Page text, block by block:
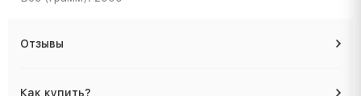
Отзывы
Как купить?